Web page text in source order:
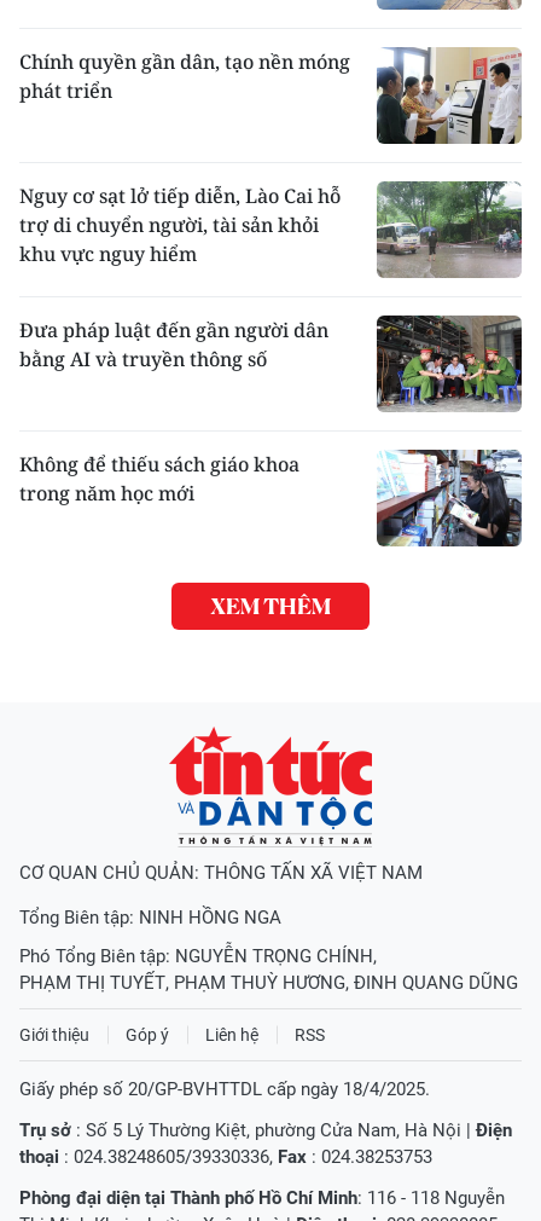
Chính quyền gần dân, tạo nền móng
phát triển
Nguy cơ sạt lở tiếp diễn, Lào Cai hỗ
trợ di chuyển người, tài sản khỏi
khu vực nguy hiểm
Đưa pháp luật đến gần người dân
bằng AI và truyền thông số
Không để thiếu sách giáo khoa
trong năm học mới
XEM THÊM
CƠ QUAN CHỦ QUẢN: THÔNG TẤN XÃ VIỆT NAM
Tổng Biên tập: NINH HỒNG NGA
Phó Tổng Biên tập: NGUYỄN TRỌNG CHÍNH,
PHẠM THỊ TUYẾT, PHẠM THUỲ HƯƠNG, ĐINH QUANG DŨNG
Giới thiệu Góp ý Liên hệ RSS
Giấy phép số 20/GP-BVHTTDL cấp ngày 18/4/2025.
Trụ sở : Số 5 Lý Thường Kiệt, phường Cửa Nam, Hà Nội |Điện
thoại : 024.38248605/39330336, Fax : 024.38253753
Phòng đại diện tại Thành phố Hồ Chí Minh: 116 - 118 Nguyễn